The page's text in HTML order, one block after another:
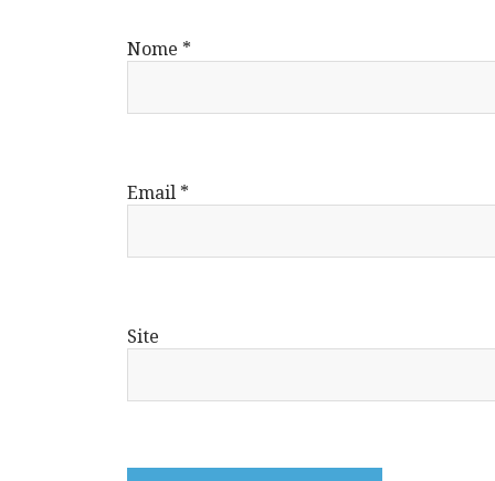
Nome *
Email *
Site